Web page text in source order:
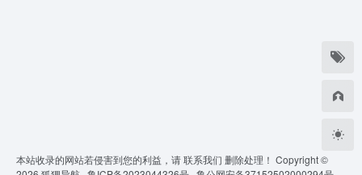
本站收录的网站若侵害到您的利益，请联系我们 删除处理！ Copyright ©